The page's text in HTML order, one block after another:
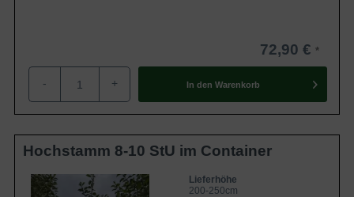
beim Frischverzehr bekannt. Diese neue
Sorte kann sich mit Geschmack und
Lagerfähigkeit einen Platz unter den
beliebtesten Äpfeln sichern.
72,90 €
- + In den Warenkorb
Hochstamm 8-10 StU im Container
Lieferhöhe
200-250cm